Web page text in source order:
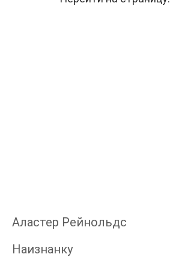
Аластер Рейнольдс
Наизнанку